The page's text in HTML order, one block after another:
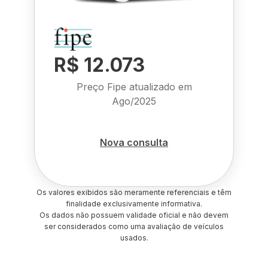
R$ 12.073
Preço Fipe atualizado em
Ago/2025
Nova consulta
Os valores exibidos são meramente referenciais e têm
finalidade exclusivamente informativa.
Os dados não possuem validade oficial e não devem
ser considerados como uma avaliação de veículos
usados.